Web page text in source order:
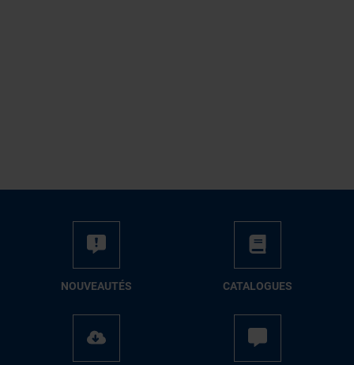
NOUVEAUTÉS CATALOGUES